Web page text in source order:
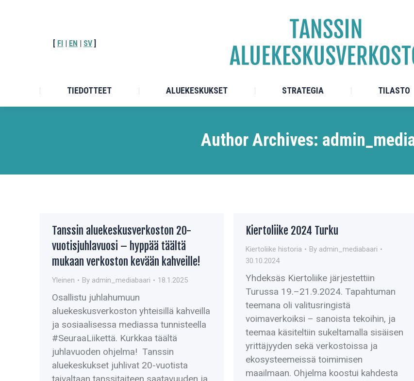
[ FI | EN | SV ]
TIEDOTTEET ALUEKESKUKSET STRATEGIA TILASTO
Author Archives:
Tanssin aluekeskusverkoston 20-
vuotisjuhlavuosi – hyppää täältä
mukaan verkoston kevään kahveille!
Yleinen By admin_mediabaari 18.1.2025
Osallistu juhlahumuun
aluekeskusverkoston yhteisillä kahveilla
ja sosiaalisessa mediassa tunnisteella
#SeuraaLiikettä. Kurkkaa täältä
juhlavuoden ohjelma! Tanssin
aluekeskukset juhlivat 20-vuotista
Kiertoliike 2024 Turku
Kiertoliike historia By admin_mediabaari
30.10.2024
Yhdeksäs Kiertoliike järjestettiin
Turussa 19.–21.9.2024. Tapahtuman
teemana oli valitusringistä
voimaverkoiksi – sanoista tekoihin, ja
teemaa käsiteltiin sukeltamalla sisäisen
yrittäjyyden sekä verkostoissa ja
ekosysteemeissä toimimisen
maailmaan. Ohjelma koostui kahdesta
ALUEKESKUKSET STRATEGIA